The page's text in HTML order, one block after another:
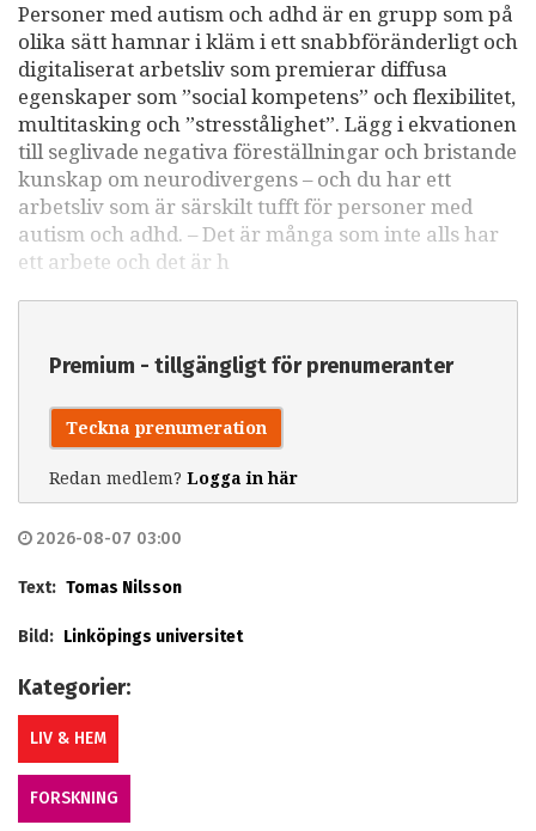
Personer med autism och adhd är en grupp som på
olika sätt hamnar i kläm i ett snabbföränderligt och
digitaliserat arbetsliv som premierar diffusa
egenskaper som ”social kompetens” och flexibilitet,
multitasking och ”stresstålighet”. Lägg i ekvationen
till seglivade negativa föreställningar och bristande
kunskap om neurodivergens – och du har ett
arbetsliv som är särskilt tufft för personer med
autism och adhd. – Det är många som inte alls har
ett arbete och det är h
Premium - tillgängligt för prenumeranter
Teckna prenumeration
Redan medlem? Logga in här
2026-08-07 03:00
Text: Tomas Nilsson
Bild: Linköpings universitet
Kategorier:
LIV & HEM
FORSKNING